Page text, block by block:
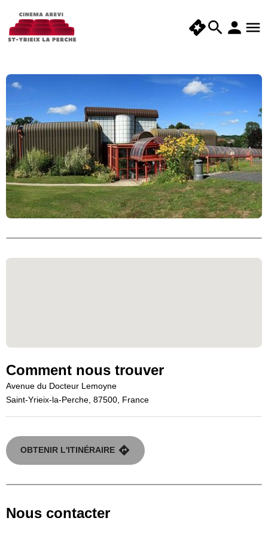
Comment nous trouver
Avenue du Docteur Lemoyne
Saint-Yrieix-la-Perche, 87500, France
OBTENIR L'ITINÉRAIRE
Nous contacter